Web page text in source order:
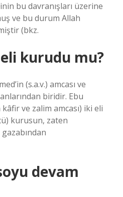
bu davranışları üzerine
ve bu durum Allah
(bkz.
kurudu mu?
(s.a.v.) amcası ve
biridir. Ebu
ve zalim amcası) iki eli
kurusun, zaten
devam